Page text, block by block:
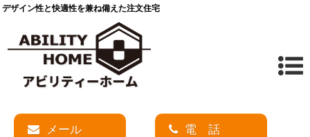
デザイン性と快適性を兼ね備えた注文住宅
メール 電 話